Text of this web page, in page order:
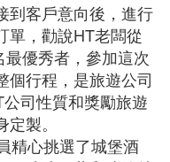
到客戶意向後，進行
單，勸說HT老闆從
優秀者，參加這次
個行程，是旅遊公司
司性質和獎勵旅遊
製。
精心挑選了城堡酒